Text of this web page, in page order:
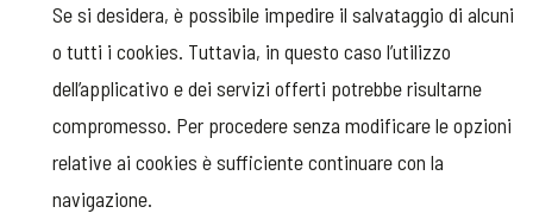
Se si desidera, è possibile impedire il salvataggio di alcuni
o tutti i cookies. Tuttavia, in questo caso l’utilizzo
dell’applicativo e dei servizi offerti potrebbe risultarne
compromesso. Per procedere senza modificare le opzioni
relative ai cookies è sufficiente continuare con la
navigazione.